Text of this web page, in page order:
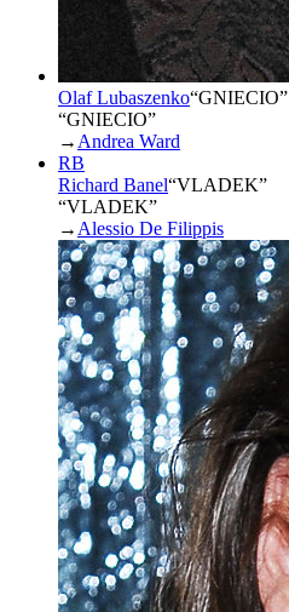
Olaf Lubaszenko“GNIECIO”
“GNIECIO”
→ Andrea Ward
RB
Richard Banel“VLADEK”
“VLADEK”
→ Alessio De Filippis